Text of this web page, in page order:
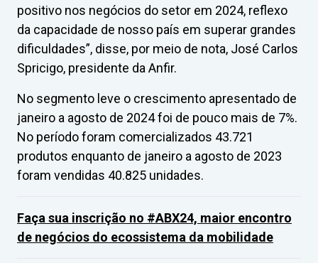
positivo nos negócios do setor em 2024, reflexo
da capacidade de nosso país em superar grandes
dificuldades”, disse, por meio de nota, José Carlos
Spricigo, presidente da Anfir.
No segmento leve o crescimento apresentado de
janeiro a agosto de 2024 foi de pouco mais de 7%.
No período foram comercializados 43.721
produtos enquanto de janeiro a agosto de 2023
foram vendidas 40.825 unidades.
Faça sua inscrição no #ABX24, maior encontro
de negócios do ecossistema da mobilidade